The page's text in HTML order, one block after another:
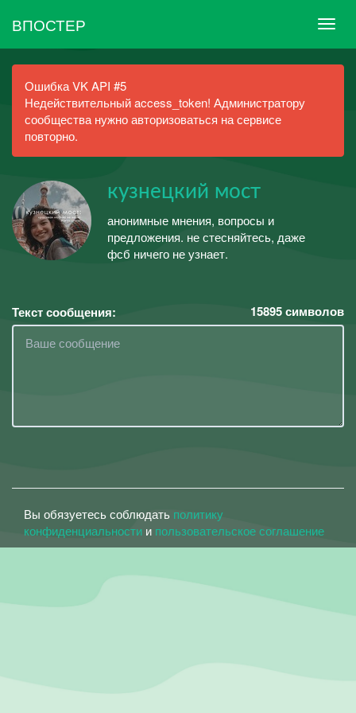
ВПОСТЕР
Ошибка VK API #5
Недействительный access_token! Администратору
сообщества нужно авторизоваться на сервисе
повторно.
кузнецкий мост
анонимные мнения, вопросы и
предложения. не стесняйтесь, даже
фсб ничего не узнает.
Текст сообщения: 15895символов
Вы обязуетесь соблюдать политику
конфиденциальности и пользовательское соглашение